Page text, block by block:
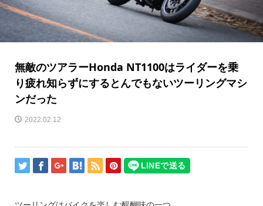
無敵のツアラーHonda NT1100はライダーを乗
り疲れ知らずにするとんでもないツーリングマシ
ンだった
2022.02.12